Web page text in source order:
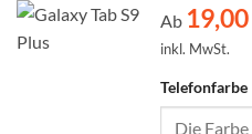
Telefonfarbe
Ab 19,00
inkl. MwSt.